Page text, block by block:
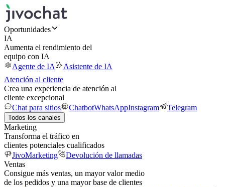
Oportunidades
IA
Aumenta el rendimiento del
equipo con IA
Agente de IA
Asistente de IA
Atención al cliente
Crea una experiencia de atención al
cliente excepcional
Chat para sitios
ChatbotWhatsAppInstagram Telegram
Todos los canales
Marketing
Transforma el tráfico en
clientes potenciales cualificados
JivoMarketing
Devolución de llamadas
Ventas
Consigue más ventas, un mayor valor medio
de los pedidos y una mayor base de clientes